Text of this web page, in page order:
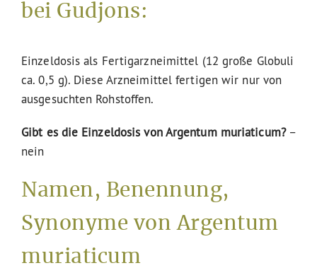
bei Gudjons:
Einzeldosis als Fertigarzneimittel (12 große Globuli
ca. 0,5 g). Diese Arzneimittel fertigen wir nur von
ausgesuchten Rohstoffen.
Gibt es die Einzeldosis von Argentum muriaticum?–
nein
Namen, Benennung,
Synonyme von Argentum
muriaticum